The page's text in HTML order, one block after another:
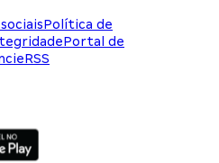
Política de
Portal de
RSS